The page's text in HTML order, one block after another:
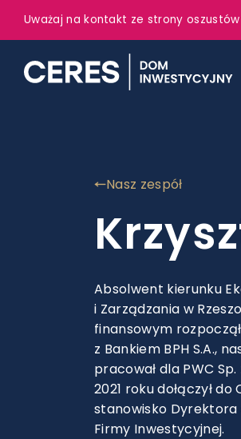
Uważaj na kontakt ze strony
Nasz zespół
Absolwent kierunku
i Zarządzania w
finansowym
z Bankiem BPH S.A.,
pracował dla PWC
2021 roku dołączył
stanowisko Dyrektora
Firmy Inwestycyjnej.